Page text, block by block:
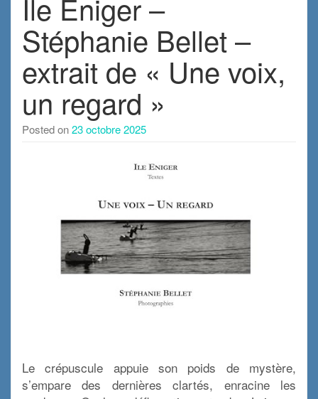
Ile Eniger –
Stéphanie Bellet –
extrait de « Une voix,
un regard »
Posted on23 octobre 2025
Le crépuscule appuie son poids de mystère,
s’empare des dernières clartés, enracine les